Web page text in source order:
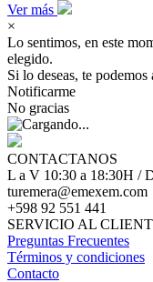
Ver más
×
Lo sentimos, en este
elegido.
Si lo deseas, te
Notificarme
No gracias
CONTACTANOS
L a V 10:30 a 18:30H /
turemera@emexem.com
+598 92 551 441
SERVICIO AL
Preguntas Frecuentes
Términos y condiciones
Contacto